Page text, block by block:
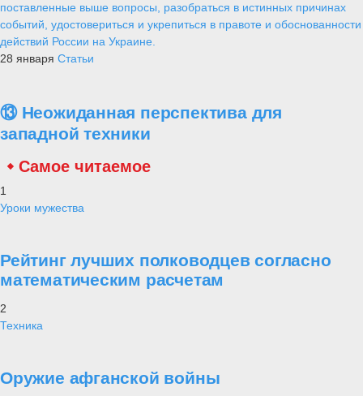
поставленные выше вопросы, разобраться в истинных причинах
событий, удостовериться и укрепиться в правоте и обоснованности
действий России на Украине.
28 января Статьи
⑬ Неожиданная перспектива для
западной техники
Самое читаемое
1
Уроки мужества
Рейтинг лучших полководцев согласно
математическим расчетам
2
Техника
Оружие афганской войны